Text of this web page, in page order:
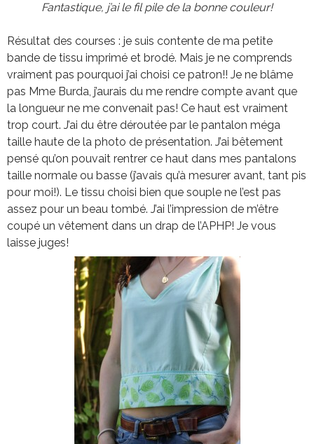
Fantastique, j’ai le fil pile de la bonne couleur!
Résultat des courses : je suis contente de ma petite
bande de tissu imprimé et brodé. Mais je ne comprends
vraiment pas pourquoi j’ai choisi ce patron!! Je ne blâme
pas Mme Burda, j’aurais du me rendre compte avant que
la longueur ne me convenait pas! Ce haut est vraiment
trop court. J’ai du être déroutée par le pantalon méga
taille haute de la photo de présentation. J’ai bêtement
pensé qu’on pouvait rentrer ce haut dans mes pantalons
taille normale ou basse (j’avais qu’à mesurer avant, tant pis
pour moi!). Le tissu choisi bien que souple ne l’est pas
assez pour un beau tombé. J’ai l’impression de m’être
coupé un vêtement dans un drap de l’APHP! Je vous
laisse juges!